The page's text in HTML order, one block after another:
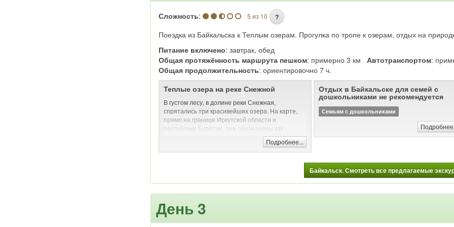
Сложность: 5 из 10 ?
Поездка из Байкальска к Теплым озерам. Прогулка по тропе к озерам, отдых на
Питание включено: завтрак, обед
Общая протяжённость маршрута пешком: примерно 3 км Автотранспортом:
Общая продолжительность: ориентировочно 7 ч.
Теплые озера на реке Снежной
В густом лесу, в долине реки Снежная,
спрятались три красивейших озера. На карте,
прямо на границе Иркутской области и
республики Бурятии, они обозначены как
Карьерские озера. Однако, все их называют
просто Теплые озера. Название себя полостью
оправдывает, вода здесь намного теплее, чем в
катамаранов и водная горка.
У каждого озера есть свое название:
Подробнее...
Отдых в Байкальске для семей с
дошкольниками не рекомендуется
Семьям с дошкольниками
Байкальск. Смотреть все предлагаемые
День 3